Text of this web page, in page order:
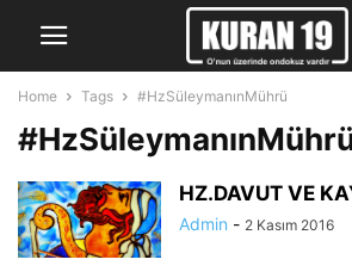
Home Tags #HzSüleymanınMührü
HZ.DAVUT VE
Admin - 2 Kasım 2016